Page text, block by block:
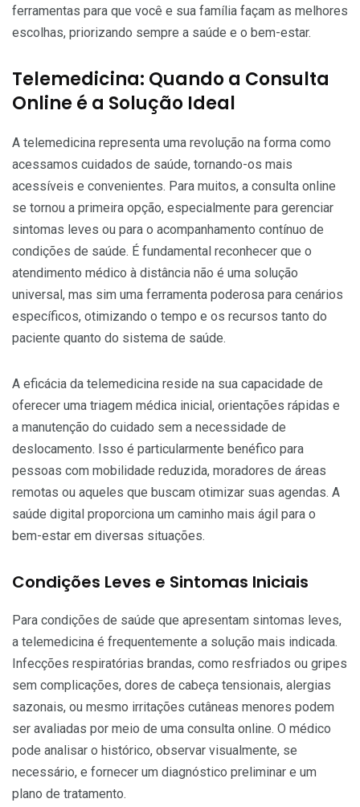
ferramentas para que você e sua família façam as melhores
escolhas, priorizando sempre a saúde e o bem-estar.
Telemedicina: Quando a Consulta
Online é a Solução Ideal
A telemedicina representa uma revolução na forma como
acessamos cuidados de saúde, tornando-os mais
acessíveis e convenientes. Para muitos, a consulta online
se tornou a primeira opção, especialmente para gerenciar
sintomas leves ou para o acompanhamento contínuo de
condições de saúde. É fundamental reconhecer que o
atendimento médico à distância não é uma solução
universal, mas sim uma ferramenta poderosa para cenários
específicos, otimizando o tempo e os recursos tanto do
paciente quanto do sistema de saúde.
A eficácia da telemedicina reside na sua capacidade de
oferecer uma triagem médica inicial, orientações rápidas e
a manutenção do cuidado sem a necessidade de
deslocamento. Isso é particularmente benéfico para
pessoas com mobilidade reduzida, moradores de áreas
remotas ou aqueles que buscam otimizar suas agendas. A
saúde digital proporciona um caminho mais ágil para o
bem-estar em diversas situações.
Condições Leves e Sintomas Iniciais
Para condições de saúde que apresentam sintomas leves,
a telemedicina é frequentemente a solução mais indicada.
Infecções respiratórias brandas, como resfriados ou gripes
sem complicações, dores de cabeça tensionais, alergias
sazonais, ou mesmo irritações cutâneas menores podem
ser avaliadas por meio de uma consulta online. O médico
pode analisar o histórico, observar visualmente, se
necessário, e fornecer um diagnóstico preliminar e um
plano de tratamento.